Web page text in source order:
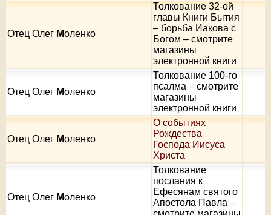
Отец Олег Моленко
Толкование 32-ой
главы Книги Бытия
– борьба Иакова с
Богом – смотрите
магазины
электронной книги
Отец Олег Моленко
Толкование 100-го
псалма – смотрите
магазины
электронной книги
Отец Олег Моленко
О событиях
Рождества
Господа Иисуса
Христа
Отец Олег Моленко
Толкование
послания к
Ефесянам святого
Апостола Павла –